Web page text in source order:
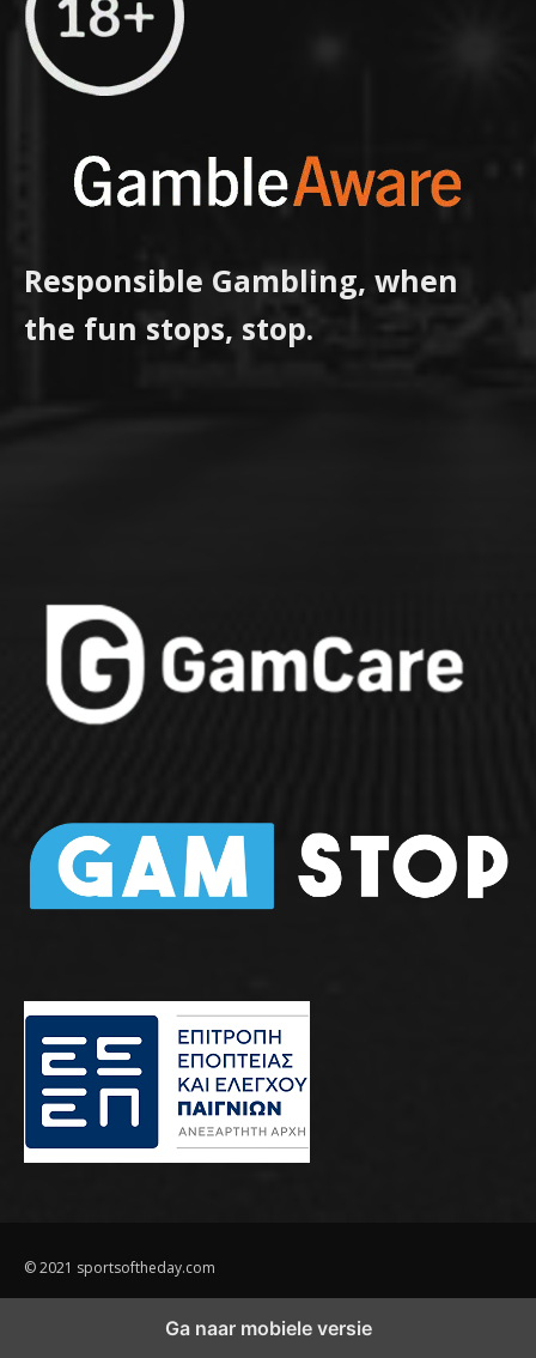
Responsible Gambling, when
the fun stops, stop.
© 2021 sportsoftheday.com
Ga naar mobiele versie